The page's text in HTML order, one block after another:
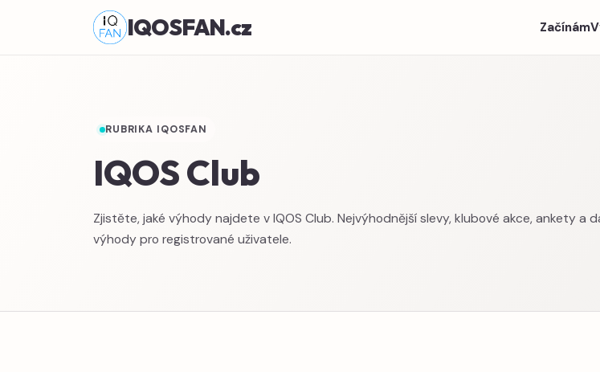
IQOSFAN.cz Začínám
RUBRIKA IQOSFAN
IQOS Club
Zjistěte, jaké výhody najdete v IQOS Club. Nejvýhodnější slevy, klubové akce, ankety a
výhody pro registrované uživatele.